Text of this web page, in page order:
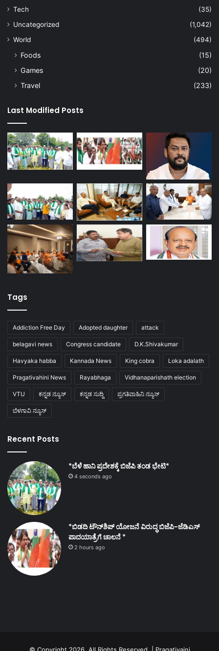
Tech
(35)
Uncategorized
(1,042)
World
(494)
Foods
(15)
Games
(20)
Travel
(233)
Last Modified Posts
Tags
Addiction Free Day Adopted daughter attack
belagavi news Congress candidate D.K.Shivakumar
Havyaka habba Kannada News King cobra Loka adalath
Pragativahini News Rayabhaga Vidhanaparishath election
VTU ಕನ್ನಡ ನ್ಯೂಸ್ ಕನ್ನಡ ಸುದ್ದಿ ಪ್ರಗತಿವಾಹಿನಿ ನ್ಯೂಸ್
ಬೆಳಗಾವಿ ನ್ಯೂಸ್
Recent Posts
*ಬೆಳೆ ಹಾನಿ ಪ್ರದೇಶಕ್ಕೆ ಬಿಜೆಪಿ ತಂಡ ಭೇಟಿ*
4 seconds ago
*ಬಿಡದಿ ಟೌನ್‌ಶಿಪ್ ಯೋಜನೆ ವಿರುದ್ಧ ಬಿಜೆಪಿ-ಜೆಡಿಎಸ್
ಪಾದಯಾತ್ರೆಗೆ ಚಾಲನೆ *
2 hours ago